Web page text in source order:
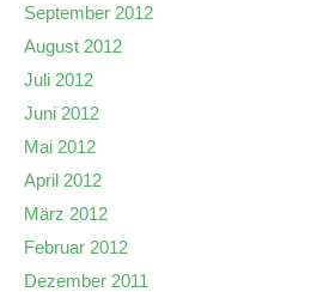
September 2012
August 2012
Juli 2012
Juni 2012
Mai 2012
April 2012
März 2012
Februar 2012
Dezember 2011